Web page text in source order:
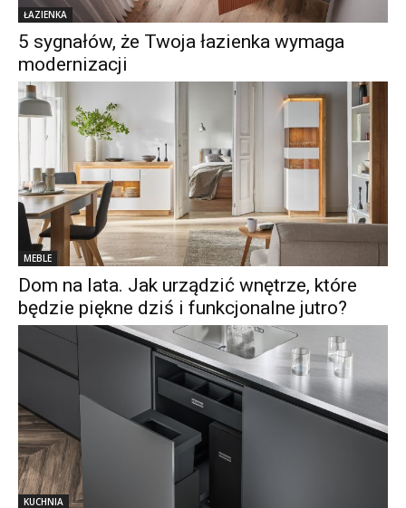
ŁAZIENKA
5 sygnałów, że Twoja łazienka wymaga
modernizacji
MEBLE
Dom na lata. Jak urządzić wnętrze, które
będzie piękne dziś i funkcjonalne jutro?
KUCHNIA